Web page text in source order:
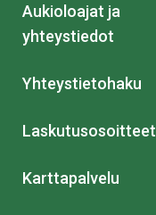
Aukioloajat ja
yhteystiedot
Yhteystietohaku
Laskutusosoitteet
Karttapalvelu